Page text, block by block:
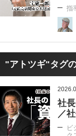
指
"アトツギ"タグ
社
／
ビ